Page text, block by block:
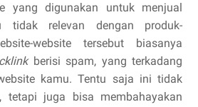
yang digunakan untuk menjual
tidak relevan dengan produk-
website tersebut biasanya
berisi spam, yang terkadang
kamu. Tentu saja ini tidak
tetapi juga bisa membahayakan